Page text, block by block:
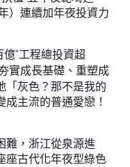
）連續加年夜投資力
”工程總投資超
實成長基礎、重塑成
「灰色？那不是我的
主流的普通愛戀！
難，浙江從泉源進
座古代化年夜型綠色